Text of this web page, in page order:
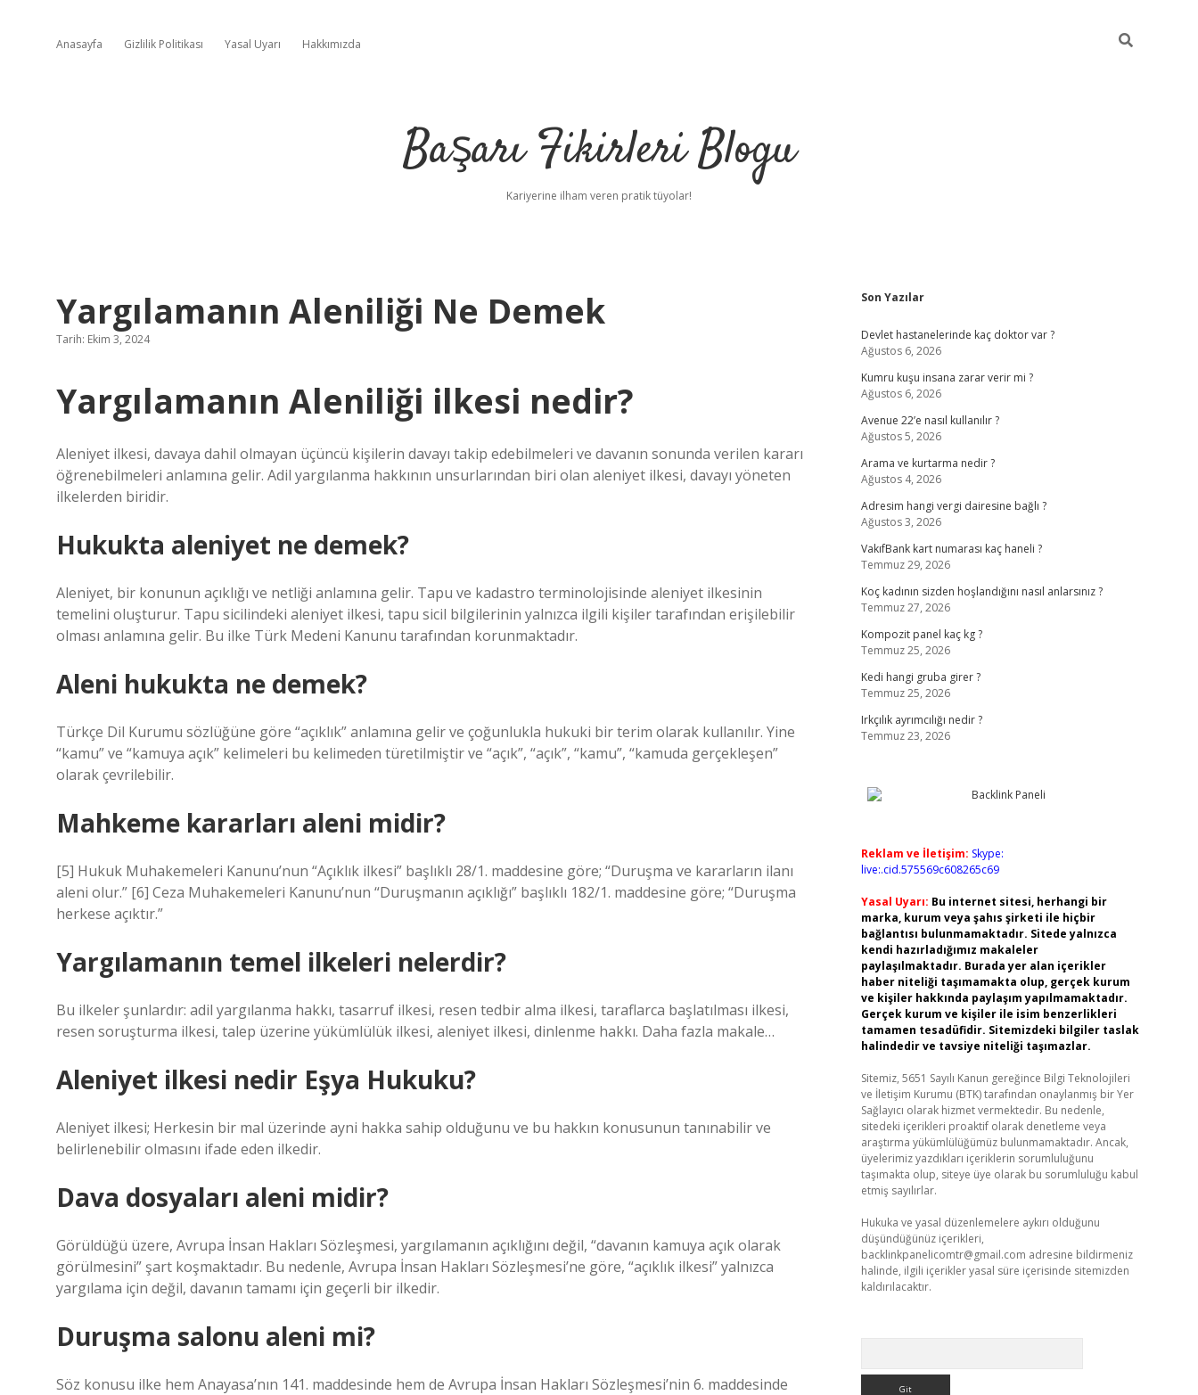
Anasayfa Gizlilik Politikası Yasal Uyarı Hakkımızda
Başarı Fikirleri Blogu
Kariyerine ilham veren pratik tüyolar!
Yargılamanın Aleniliği Ne Demek
Tarih: Ekim 3, 2024
Yargılamanın Aleniliği ilkesi nedir?
Aleniyet ilkesi, davaya dahil olmayan üçüncü kişilerin davayı takip edebilmeleri ve davanın sonunda verilen kararı
öğrenebilmeleri anlamına gelir. Adil yargılanma hakkının unsurlarından biri olan aleniyet ilkesi, davayı yöneten
ilkelerden biridir.
Hukukta aleniyet ne demek?
Aleniyet, bir konunun açıklığı ve netliği anlamına gelir. Tapu ve kadastro terminolojisinde aleniyet ilkesinin
temelini oluşturur. Tapu sicilindeki aleniyet ilkesi, tapu sicil bilgilerinin yalnızca ilgili kişiler tarafından erişilebilir
olması anlamına gelir. Bu ilke Türk Medeni Kanunu tarafından korunmaktadır.
Aleni hukukta ne demek?
Türkçe Dil Kurumu sözlüğüne göre “açıklık” anlamına gelir ve çoğunlukla hukuki bir terim olarak kullanılır. Yine
“kamu” ve “kamuya açık” kelimeleri bu kelimeden türetilmiştir ve “açık”, “açık”, “kamu”, “kamuda gerçekleşen”
olarak çevrilebilir.
Mahkeme kararları aleni midir?
[5] Hukuk Muhakemeleri Kanunu’nun “Açıklık ilkesi” başlıklı 28/1. maddesine göre; “Duruşma ve kararların ilanı
aleni olur.” [6] Ceza Muhakemeleri Kanunu’nun “Duruşmanın açıklığı” başlıklı 182/1. maddesine göre; “Duruşma
herkese açıktır.”
Yargılamanın temel ilkeleri nelerdir?
Bu ilkeler şunlardır: adil yargılanma hakkı, tasarruf ilkesi, resen tedbir alma ilkesi, taraflarca başlatılması ilkesi,
resen soruşturma ilkesi, talep üzerine yükümlülük ilkesi, aleniyet ilkesi, dinlenme hakkı. Daha fazla makale…
Aleniyet ilkesi nedir Eşya Hukuku?
Aleniyet ilkesi; Herkesin bir mal üzerinde ayni hakka sahip olduğunu ve bu hakkın konusunun tanınabilir ve
belirlenebilir olmasını ifade eden ilkedir.
Dava dosyaları aleni midir?
Görüldüğü üzere, Avrupa İnsan Hakları Sözleşmesi, yargılamanın açıklığını değil, “davanın kamuya açık olarak
görülmesini” şart koşmaktadır. Bu nedenle, Avrupa İnsan Hakları Sözleşmesi’ne göre, “açıklık ilkesi” yalnızca
yargılama için değil, davanın tamamı için geçerli bir ilkedir.
Duruşma salonu aleni mi?
Söz konusu ilke hem Anayasa’nın 141. maddesinde hem de Avrupa İnsan Hakları Sözleşmesi’nin 6. maddesinde
Sidebar
Son Yazılar
Devlet hastanelerinde kaç doktor var ?
Ağustos 6, 2026
Kumru kuşu insana zarar verir mi ?
Ağustos 6, 2026
Avenue 22’e nasıl kullanılır ?
Ağustos 5, 2026
Arama ve kurtarma nedir ?
Ağustos 4, 2026
Adresim hangi vergi dairesine bağlı ?
Ağustos 3, 2026
VakıfBank kart numarası kaç haneli ?
Temmuz 29, 2026
Koç kadının sizden hoşlandığını nasıl anlarsınız ?
Temmuz 27, 2026
Kompozit panel kaç kg ?
Temmuz 25, 2026
Kedi hangi gruba girer ?
Temmuz 25, 2026
Irkçılık ayrımcılığı nedir ?
Temmuz 23, 2026
Reklam ve İletişim: Skype:
live:.cid.575569c608265c69
Yasal Uyarı: Bu internet sitesi, herhangi bir
marka, kurum veya şahıs şirketi ile hiçbir
bağlantısı bulunmamaktadır. Sitede yalnızca
kendi hazırladığımız makaleler
paylaşılmaktadır. Burada yer alan içerikler
haber niteliği taşımamakta olup, gerçek kurum
ve kişiler hakkında paylaşım yapılmamaktadır.
Gerçek kurum ve kişiler ile isim benzerlikleri
tamamen tesadüfidir. Sitemizdeki bilgiler taslak
halindedir ve tavsiye niteliği taşımazlar.
Sitemiz, 5651 Sayılı Kanun gereğince Bilgi Teknolojileri
ve İletişim Kurumu (BTK) tarafından onaylanmış bir Yer
Sağlayıcı olarak hizmet vermektedir. Bu nedenle,
sitedeki içerikleri proaktif olarak denetleme veya
araştırma yükümlülüğümüz bulunmamaktadır. Ancak,
üyelerimiz yazdıkları içeriklerin sorumluluğunu
taşımakta olup, siteye üye olarak bu sorumluluğu kabul
etmiş sayılırlar.
Hukuka ve yasal düzenlemelere aykırı olduğunu
düşündüğünüz içerikleri,
backlinkpanelicomtr@gmail.com adresine bildirmeniz
halinde, ilgili içerikler yasal süre içerisinde sitemizden
kaldırılacaktır.